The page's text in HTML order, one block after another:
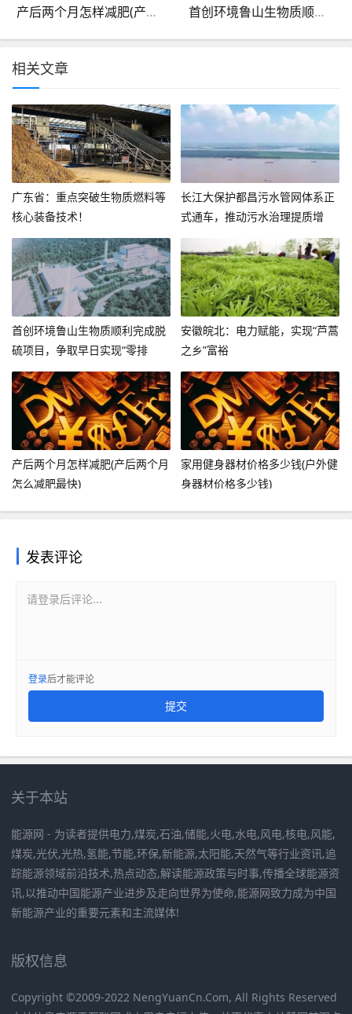
产后两个月怎样减肥(产后两个月怎么减肥最快) 首创环境鲁山生物质顺利完成脱硫项目，争取早日实现“零排放”！
相关文章
广东省：重点突破生物质燃料等
核心装备技术！
长江大保护都昌污水管网体系正
式通车，推动污水治理提质增
效！
首创环境鲁山生物质顺利完成脱
硫项目，争取早日实现“零排
放”！
安徽皖北：电力赋能，实现“芦蒿
之乡”富裕
产后两个月怎样减肥(产后两个月
怎么减肥最快)
家用健身器材价格多少钱(户外健
身器材价格多少钱)
发表评论
请登录后评论...
登录后才能评论
提交
关于本站
能源网 - 为读者提供电力,煤炭,石油,储能,火电,水电,风电,核电,风能,
煤炭,光伏,光热,氢能,节能,环保,新能源,太阳能,天然气等行业资讯,追
踪能源领域前沿技术,热点动态,解读能源政策与时事,传播全球能源资
讯,以推动中国能源产业进步及走向世界为使命,能源网致力成为中国
新能源产业的重要元素和主流媒体!
版权信息
Copyright ©2009-2022 NengYuanCn.Com, All Rights Reserved